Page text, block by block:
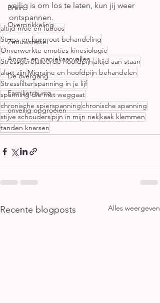
Brein
Overprikkeling
Zenuwstelsel
Angst- en paniekaanvallen
De overgang
Familietrauma
onveilig opgroeien
veilig is om los te laten, kun jij weer
ontspannen.
altijd moe en futloos
Stress en burn-out behandeling
Onverwerkte emoties kinesiologie
Stressgerelateerde hoofdpijn altijd aan staan
alert zijn Migraine en hoofdpijn behandelen
Stressfilterspanning in je lijf
spanning die niet weggaat
chronische spierspanningchronische spanning
stijve schouderspijn in mijn nekkaak klemmen
tanden knarsen
Recente blogposts Alles weergeven